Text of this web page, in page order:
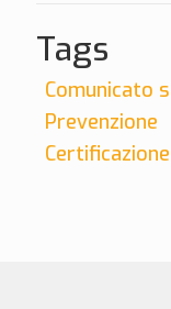
Tags
Comunicato
Prevenzione
Certificazione